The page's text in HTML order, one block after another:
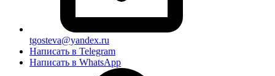
tgosteva@yandex.ru
Написать в Telegram
Написать в WhatsApp